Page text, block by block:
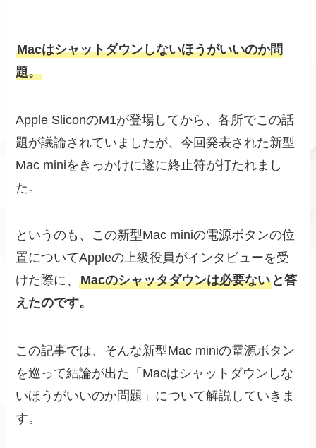
Macはシャットダウンしないほうがいいのか問
題。
Apple SliconのM1が登場してから、各所でこの話
題が議論されていましたが、今回発表された新型
Mac miniをきっかけに遂に終止符が打たれまし
た。
というのも、この新型Mac miniの電源ボタンの位
置についてAppleの上級役員がインタビューを受
けた際に、Macのシャッタダウンは必要ない と答
えたのです。
この記事では、そんな新型Mac miniの電源ボタン
を巡って結論が出た「Macはシャットダウンしな
いほうがいいのか問題」について解説していきま
す。